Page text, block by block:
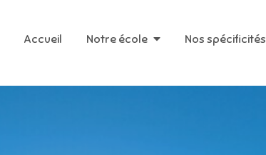
Accueil Notre école Nos spécificités